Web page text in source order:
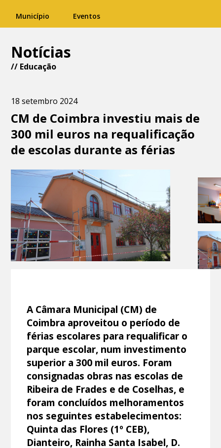
Município Eventos
Notícias
// Educação
18 setembro 2024
CM de Coimbra investiu mais de
300 mil euros na requalificação
de escolas durante as férias
A Câmara Municipal (CM) de
Coimbra aproveitou o período de
férias escolares para requalificar o
parque escolar, num investimento
superior a 300 mil euros. Foram
consignadas obras nas escolas de
Ribeira de Frades e de Coselhas, e
foram concluídos melhoramentos
nos seguintes estabelecimentos:
Quinta das Flores (1º CEB),
Dianteiro, Rainha Santa Isabel, D.